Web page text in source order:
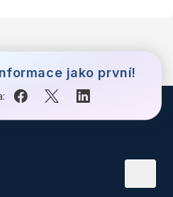
jako první!